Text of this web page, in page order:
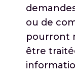
ou de
pourront
être